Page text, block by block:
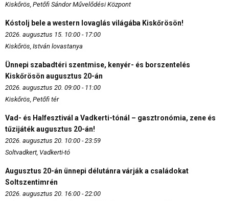
Kiskőrös, Petőfi Sándor Művelődési Központ
Kóstolj bele a western lovaglás világába Kiskőrösön!
2026. augusztus 15. 10:00 - 17:00
Kiskőrös, István lovastanya
Ünnepi szabadtéri szentmise, kenyér- és borszentelés
Kiskőrösön augusztus 20-án
2026. augusztus 20. 09:00 - 11:00
Kiskőrös, Petőfi tér
Vad- és Halfesztivál a Vadkerti-tónál – gasztronómia, zene és
tűzijáték augusztus 20-án!
2026. augusztus 20. 10:00 - 23:59
Soltvadkert, Vadkerti-tó
Augusztus 20-án ünnepi délutánra várják a családokat
Soltszentimrén
2026. augusztus 20. 16:00 - 22:00